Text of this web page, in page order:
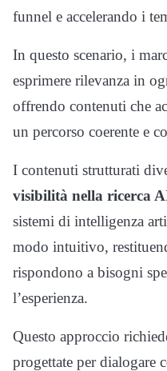
funnel e accelerando i
In questo scenario, i
esprimere rilevanza in
offrendo contenuti che
un percorso coerente e
I contenuti strutturati
visibilità nella ricerca
sistemi di intelligenza
modo intuitivo,
rispondono a bisogni
l’esperienza.
Questo approccio
progettate per dialogare